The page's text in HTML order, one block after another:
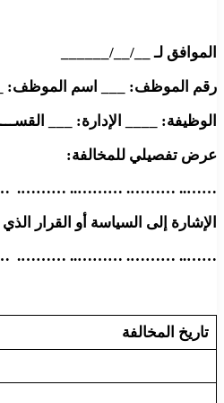
الموافق لـ __/__/______
رقم الموظف: ___ اسم الموظف:
الوظيفة: ____ الإدارة: ___
عرض تفصيلي للمخالفة:
……… …….. …… …… ……
الإشارة إلى السياسة أو القرار
……… …….. …… …… ……
تاريخ المخالفة